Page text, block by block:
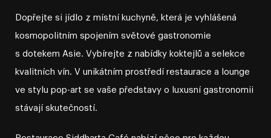
Dopřejte si jídlo z místní kuchyně, která je vyhlášená
kosmopolitním spojením světové gastronomie
s dotekem Asie. Vybírejte z nabídky koktejlů a selekce
kvalitních vín. V unikátním prostředí restaurace a lounge
ve stylu pop⁠⁠⁠⁠⁠⁠⁠⁠⁠⁠⁠⁠⁠⁠⁠⁠⁠⁠-⁠⁠⁠⁠⁠⁠⁠⁠⁠⁠⁠⁠⁠⁠⁠⁠⁠⁠art se vaše představy o luxusní gastronomii
stávají skutečností.